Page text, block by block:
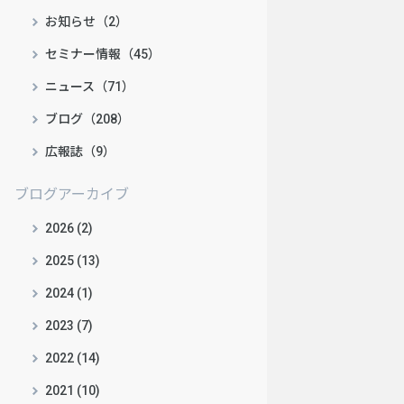
お知らせ（2）
セミナー情報（45）
ニュース（71）
ブログ（208）
広報誌（9）
ブログアーカイブ
2026 (2)
2025 (13)
2024 (1)
2023 (7)
2022 (14)
2021 (10)